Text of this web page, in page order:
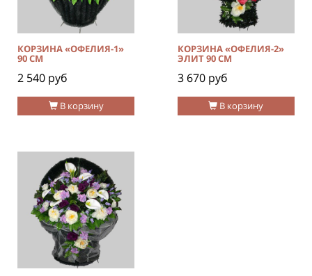
В корзину
КОРЗИНА «ОФЕЛИЯ-1»
90 СМ
2 540 руб
В корзину
КОРЗИНА «ОФЕЛИЯ-2»
ЭЛИТ 90 СМ
3 670 руб